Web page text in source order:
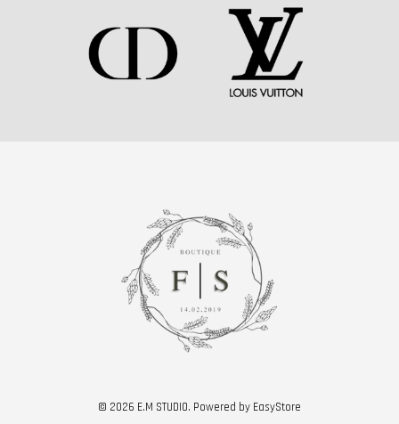
© 2026 E.M STUDIO. Powered by EasyStore